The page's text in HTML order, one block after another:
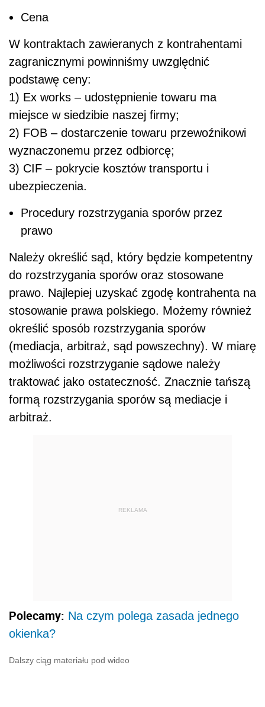
Cena
W kontraktach zawieranych z kontrahentami
zagranicznymi powinniśmy uwzględnić
podstawę ceny:
1) Ex works – udostępnienie towaru ma
miejsce w siedzibie naszej firmy;
2) FOB – dostarczenie towaru przewoźnikowi
wyznaczonemu przez odbiorcę;
3) CIF – pokrycie kosztów transportu i
ubezpieczenia.
Procedury rozstrzygania sporów przez
prawo
Należy określić sąd, który będzie kompetentny
do rozstrzygania sporów oraz stosowane
prawo. Najlepiej uzyskać zgodę kontrahenta na
stosowanie prawa polskiego. Możemy również
określić sposób rozstrzygania sporów
(mediacja, arbitraż, sąd powszechny). W miarę
możliwości rozstrzyganie sądowe należy
traktować jako ostateczność. Znacznie tańszą
formą rozstrzygania sporów są mediacje i
arbitraż.
REKLAMA
Polecamy: Na czym polega zasada jednego
okienka?
Dalszy ciąg materiału pod wideo